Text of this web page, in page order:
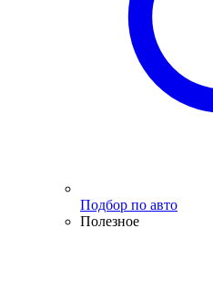
Подбор по авто
Полезное